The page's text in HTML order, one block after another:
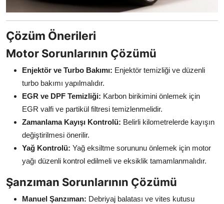
Çözüm Önerileri
Motor Sorunlarının Çözümü
Enjektör ve Turbo Bakımı: Enjektör temizliği ve düzenli
turbo bakımı yapılmalıdır.
EGR ve DPF Temizliği: Karbon birikimini önlemek için
EGR valfi ve partikül filtresi temizlenmelidir.
Zamanlama Kayışı Kontrolü: Belirli kilometrelerde kayışın
değiştirilmesi önerilir.
Yağ Kontrolü: Yağ eksiltme sorununu önlemek için motor
yağı düzenli kontrol edilmeli ve eksiklik tamamlanmalıdır.
Şanzıman Sorunlarının Çözümü
Manuel Şanzıman: Debriyaj balatası ve vites kutusu